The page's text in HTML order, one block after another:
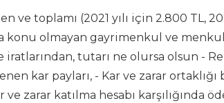
ve toplamı (2021 yılı için 2.800 TL,
konu olmayan gayrimenkul ve
tutarı ne olursa olsun -
kar payları, - Kar ve zarar ortaklığı
ve zarar katılma hesabı karşılığında